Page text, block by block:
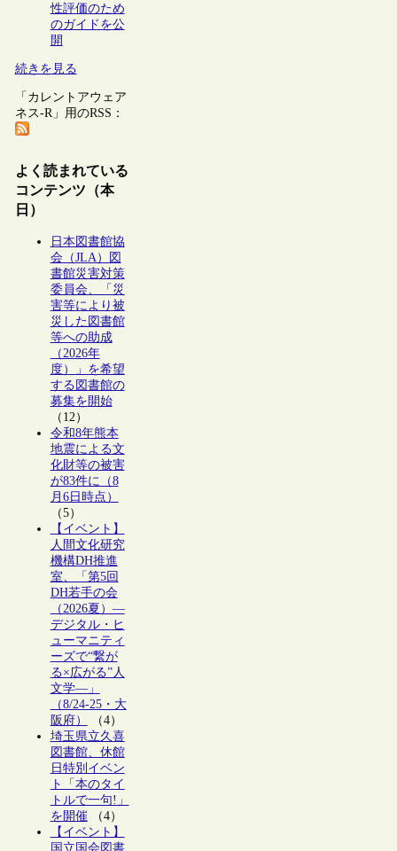
性評価のため
のガイドを公
開
続きを見る
「カレントアウェア
ネス-R」用のRSS：
よく読まれている
コンテンツ（本
日）
日本図書館協
会（JLA）図
書館災害対策
委員会、「災
害等により被
災した図書館
等への助成
（2026年
度）」を希望
する図書館の
募集を開始
（12）
令和8年熊本
地震による文
化財等の被害
が83件に（8
月6日時点）
（5）
【イベント】
人間文化研究
機構DH推進
室、「第5回
DH若手の会
（2026夏）―
デジタル・ヒ
ューマニティ
ーズで“繋が
る×広がる”人
文学―」
（8/24-25・大
阪府）
（4）
埼玉県立久喜
図書館、休館
日特別イベン
ト「本のタイ
トルで一句!」
を開催（4）
【イベント】
国立国会図書